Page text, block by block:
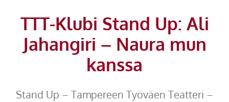
TTT-Klubi Stand Up: Ali
Jahangiri – Naura mun
kanssa
Stand Up – Tampereen Työväen Teatteri –